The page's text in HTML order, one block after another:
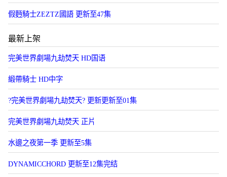
假麪騎士ZEZTZ國語 更新至47集
最新上架
完美世界劇場九劫焚天 HD国语
緞帶騎士 HD中字
?完美世界劇場九劫焚天? 更新更新至01集
​完美世界劇場九劫焚天​ 正片
水邊之夜第一季 更新至5集
DYNAMICCHORD 更新至12集完结